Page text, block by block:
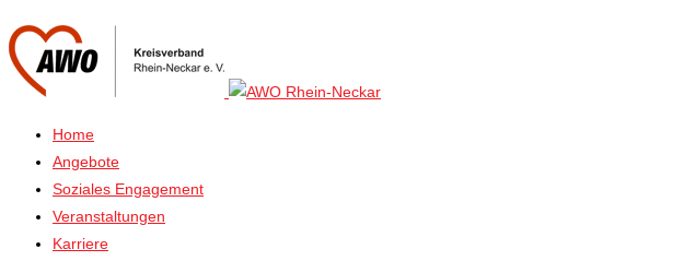
Home
Angebote
Soziales Engagement
Veranstaltungen
Karriere